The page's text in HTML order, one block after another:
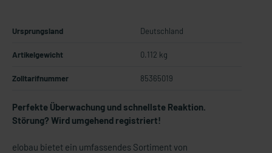
Ursprungsland Deutschland
Artikelgewicht 0.112 kg
Zolltarifnummer 85365019
Perfekte Überwachung und schnellste Reaktion.
Störung? Wird umgehend registriert!
elobau bietet ein umfassendes Sortiment von